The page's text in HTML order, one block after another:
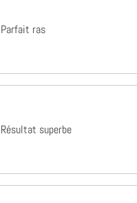
Parfait ras
Résultat superbe